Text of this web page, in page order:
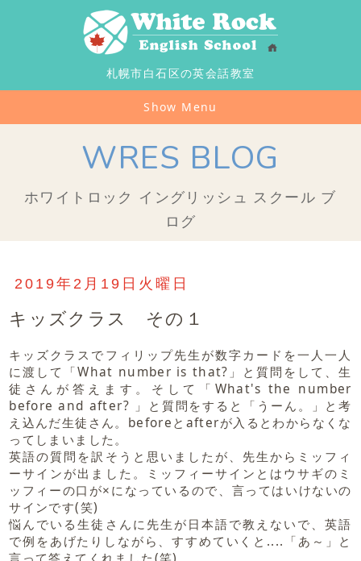
札幌市白石区の英会話教室
Show Menu
WRES BLOG
ホワイトロック イングリッシュ スクール ブ
ログ
2019年2月19日火曜日
キッズクラス その１
キッズクラスでフィリップ先生が数字カードを一人一人
に渡して「What number is that?」と質問をして、生
徒さんが答えます。そして「What's the number
before and after? 」と質問をすると「うーん。」と考
え込んだ生徒さん。beforeとafterが入るとわからなくな
ってしまいました。
英語の質問を訳そうと思いましたが、先生からミッフィ
ーサインが出ました。ミッフィーサインとはウサギのミ
ッフィーの口が×になっているので、言ってはいけないの
サインです(笑)
悩んでいる生徒さんに先生が日本語で教えないで、英語
で例をあげたりしながら、すすめていくと....「あ～」と